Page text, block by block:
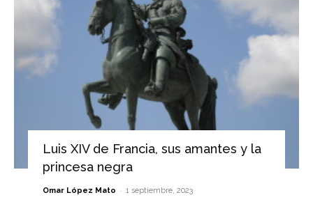
Luis XIV de Francia, sus amantes y la
princesa negra
Omar López Mato - 1 septiembre, 2023